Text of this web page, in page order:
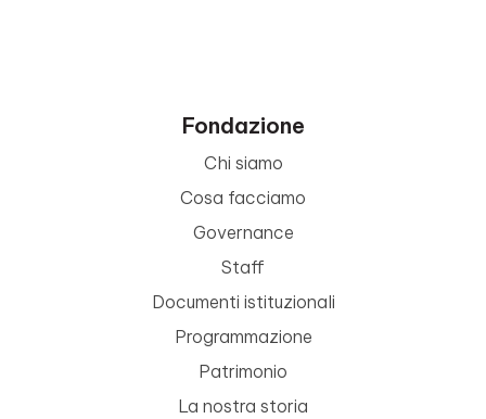
Fondazione
Chi siamo
Cosa facciamo
Governance
Staff
Documenti istituzionali
Programmazione
Patrimonio
La nostra storia